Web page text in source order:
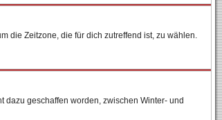
die Zeitzone, die für dich zutreffend ist, zu wählen.
dazu geschaffen worden, zwischen Winter- und